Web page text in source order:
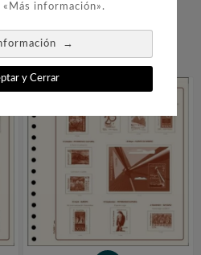
«Más información».
→
y Cerrar
